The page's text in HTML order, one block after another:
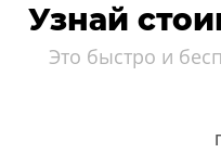
Узнай
Это быстро и